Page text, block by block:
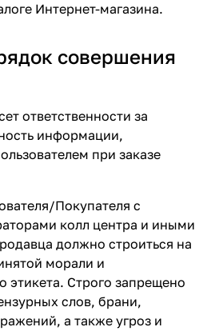
Интернет-магазина.
совершения
ответственности за
информации,
при заказе
Покупателя с
колл центра и иными
должно строиться на
морали и
этикета. Строго запрещено
слов, брани,
а также угроз и